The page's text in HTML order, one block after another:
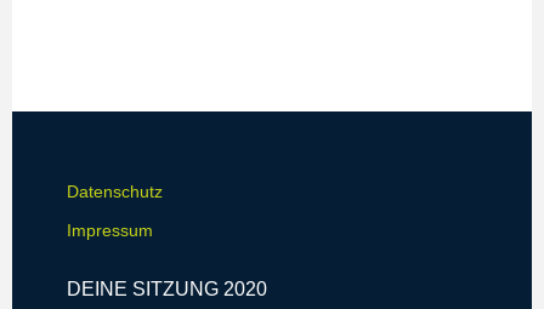
Datenschutz
Impressum
DEINE SITZUNG 2020